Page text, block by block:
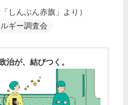
しんぶん赤旗」より）
ギー調査会
治が、結びつく。